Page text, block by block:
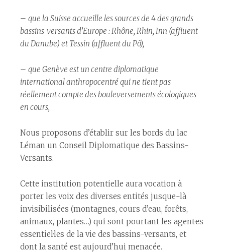
–que la Suisse accueille les sources de 4 des grands
bassins-versants d’Europe : Rhône, Rhin, Inn (affluent
du Danube) et Tessin (affluent du Pô),
–que Genève est un centre diplomatique
international anthropocentré qui ne tient pas
réellement compte des bouleversements écologiques
en cours,
Nous proposons d’établir sur les bords du lac
Léman un Conseil Diplomatique des Bassins-
Versants.
Cette institution potentielle aura vocation à
porter les voix des diverses entités jusque-là
invisibilisées (montagnes, cours d’eau, forêts,
animaux, plantes…) qui sont pourtant les agent·es
essentiel·les de la vie des bassins-versants, et
dont la santé est aujourd’hui menacée.